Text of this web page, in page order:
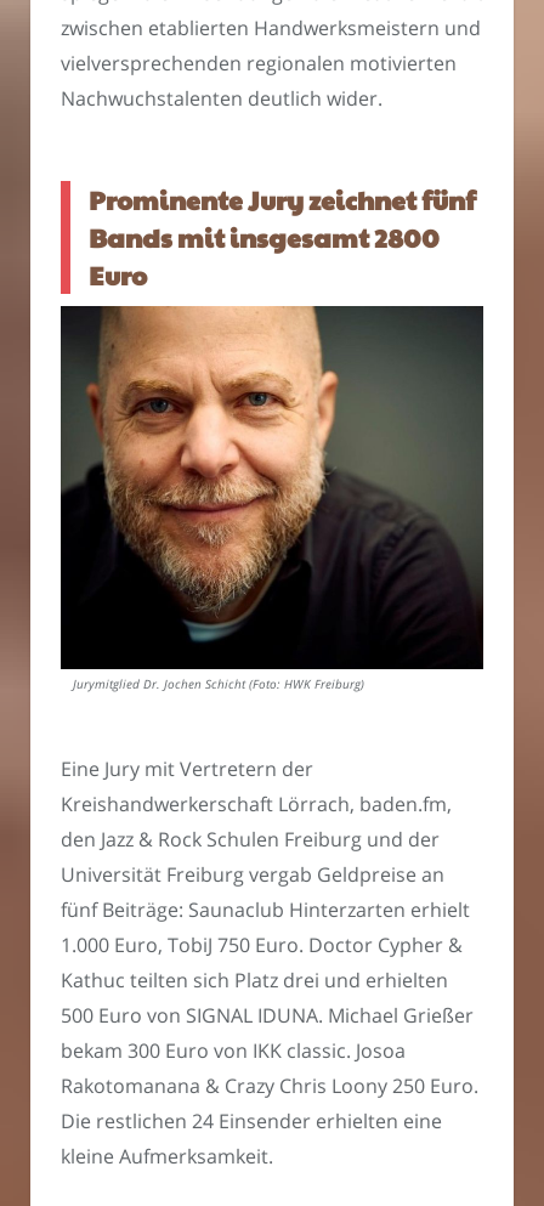
zwischen etablierten Handwerksmeistern und
vielversprechenden regionalen motivierten
Nachwuchstalenten deutlich wider.
Prominente Jury zeichnet fünf
Bands mit insgesamt 2800
Euro
Jurymitglied Dr. Jochen Schicht (Foto: HWK Freiburg)
Eine Jury mit Vertretern der
Kreishandwerkerschaft Lörrach, baden.fm,
den Jazz & Rock Schulen Freiburg und der
Universität Freiburg vergab Geldpreise an
fünf Beiträge: Saunaclub Hinterzarten erhielt
1.000 Euro, TobiJ 750 Euro. Doctor Cypher &
Kathuc teilten sich Platz drei und erhielten
500 Euro von SIGNAL IDUNA. Michael Grießer
bekam 300 Euro von IKK classic. Josoa
Rakotomanana & Crazy Chris Loony 250 Euro.
Die restlichen 24 Einsender erhielten eine
kleine Aufmerksamkeit.